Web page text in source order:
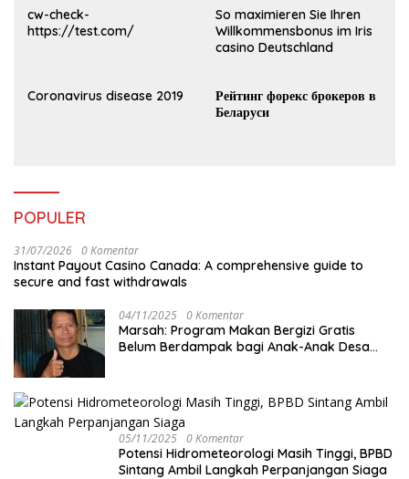
cw-check-
https://test.com/
So maximieren Sie Ihren
Willkommensbonus im Iris
casino Deutschland
Coronavirus disease 2019
Рейтинг форекс брокеров в
Беларуси
POPULER
31/07/2026 0 Komentar
Instant Payout Casino Canada: A comprehensive guide to
secure and fast withdrawals
04/11/2025 0 Komentar
Marsah: Program Makan Bergizi Gratis
Belum Berdampak bagi Anak-Anak Desa
05/11/2025 0 Komentar
Potensi Hidrometeorologi Masih Tinggi, BPBD
Sintang Ambil Langkah Perpanjangan Siaga